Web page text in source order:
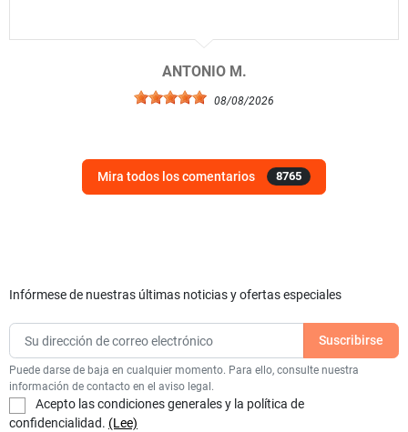
ANTONIO M.
08/08/2026
Mira todos los comentarios 8765
Infórmese de nuestras últimas noticias y ofertas especiales
Puede darse de baja en cualquier momento. Para ello, consulte nuestra
información de contacto en el aviso legal.
Acepto las condiciones generales y la política de
confidencialidad. (Lee)